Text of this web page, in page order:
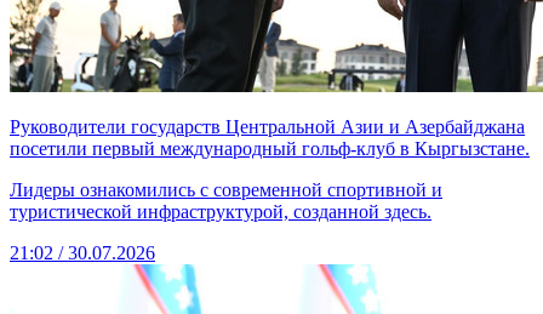
Руководители государств Центральной Азии и Азербайджана
посетили первый международный гольф-клуб в Кыргызстане.
Лидеры ознакомились с современной спортивной и
туристической инфраструктурой, созданной здесь.
21:02 / 30.07.2026